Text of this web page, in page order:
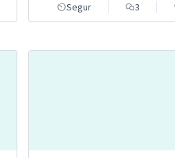
Segur
3